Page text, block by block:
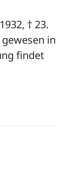
† 23.
in
findet